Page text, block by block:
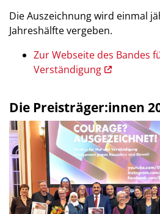
Die Auszeichnung wird einmal
Jahreshälfte vergeben.
Zur Webseite des Bandes
Verständigung
Die Preisträger:innen